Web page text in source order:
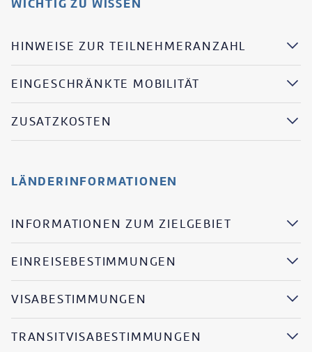
HINWEISE ZUR TEILNEHMERANZAHL
EINGESCHRÄNKTE MOBILITÄT
ZUSATZKOSTEN
LÄNDERINFORMATIONEN
INFORMATIONEN ZUM ZIELGEBIET
EINREISEBESTIMMUNGEN
VISABESTIMMUNGEN
TRANSITVISABESTIMMUNGEN